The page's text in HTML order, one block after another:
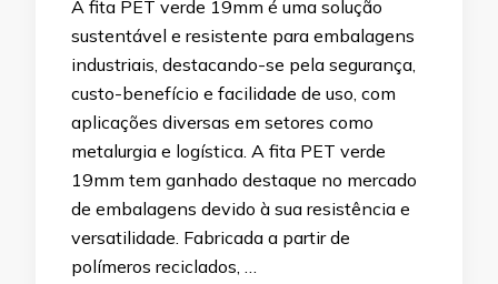
A fita PET verde 19mm é uma solução
sustentável e resistente para embalagens
industriais, destacando-se pela segurança,
custo-benefício e facilidade de uso, com
aplicações diversas em setores como
metalurgia e logística. A fita PET verde
19mm tem ganhado destaque no mercado
de embalagens devido à sua resistência e
versatilidade. Fabricada a partir de
polímeros reciclados, …